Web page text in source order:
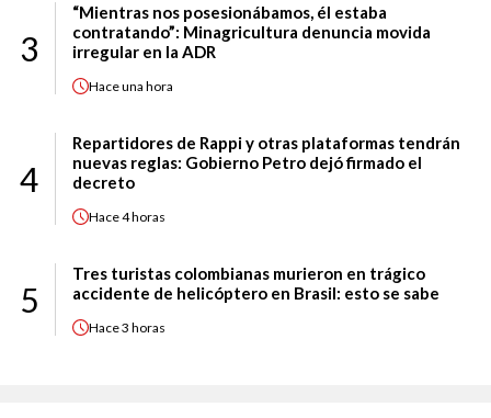
3
“Mientras nos posesionábamos, él estaba
contratando”: Minagricultura denuncia movida
irregular en la ADR
Haceuna hora
4
Repartidores de Rappi y otras plataformas tendrán
nuevas reglas: Gobierno Petro dejó firmado el
decreto
Hace4 horas
5
Tres turistas colombianas murieron en trágico
accidente de helicóptero en Brasil: esto se sabe
Hace3 horas